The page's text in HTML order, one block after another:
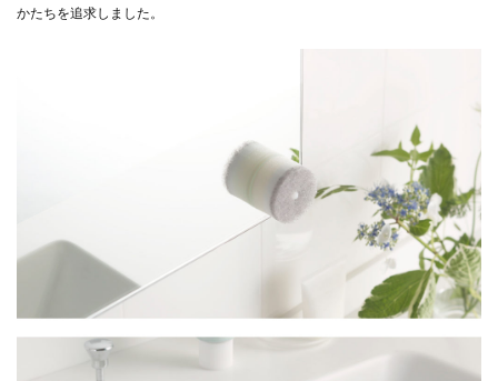
かたちを追求しました。